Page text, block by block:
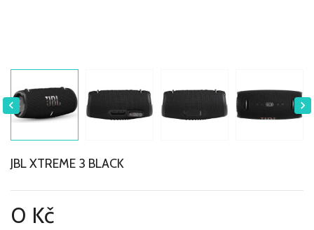
 
JBL XTREME 3 BLACK
0 Kč